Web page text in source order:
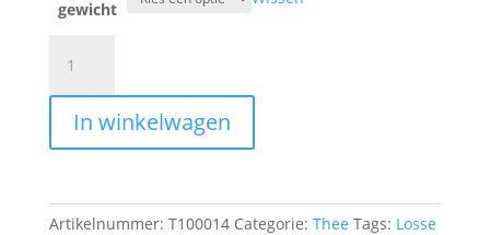
gewicht
Rooibos
Winterthee
aantalIn winkelwagen
Artikelnummer: T100014 Categorie: Thee Tags: Losse